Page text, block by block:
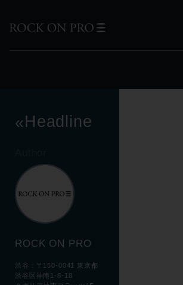
«Headline
ROCK ON PRO
渋谷：〒150-0041 東京都
渋谷区神南1-8-18